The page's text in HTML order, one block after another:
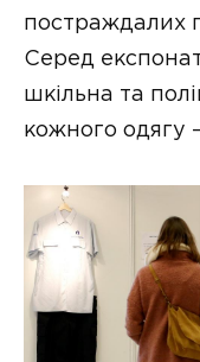
постраждалих
Серед
шкільна та
кожного одягу